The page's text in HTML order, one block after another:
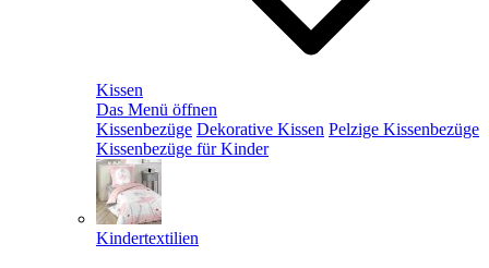
Kissen
Das Menü öffnen
Kissenbezüge Dekorative Kissen Pelzige Kissenbezüge
Kissenbezüge für Kinder
Kindertextilien